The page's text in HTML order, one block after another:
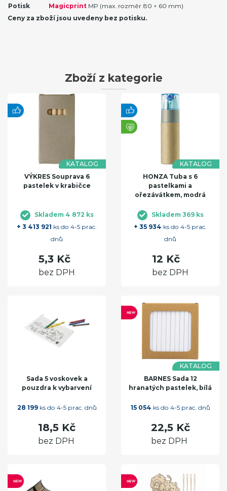
Potisk Magicprint MP (max. rozměr 80 × 60 mm)
Ceny za zboží jsou uvedeny bez potisku.
Zboží z kategorie
KATALOG
VÝKRES Souprava 6
pastelek v krabičce
Skladem 4 872 ks
+ 3 413 921 ks do 4-5 prac.
dnů
5,3 Kč
bez DPH
KATALOG
HONZA Tuba s 6
pastelkami a
ořezávátkem, modrá
Skladem 369 ks
+ 35 934 ks do 4-5 prac.
dnů
12 Kč
bez DPH
Sada 5 voskovek a
pouzdra k vybarvení
28 199ks do 4-5 prac. dnů
18,5 Kč
bez DPH
KATALOG
BARNES Sada 12
hranatých pastelek, bílá
15 054 ks do 4-5 prac. dnů
22,5 Kč
bez DPH